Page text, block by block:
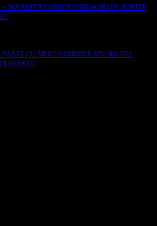
WAS IST ELUMEN UND WARUM SORGT
ZU MIR? FARBBERATUNG BEI
PASSAU